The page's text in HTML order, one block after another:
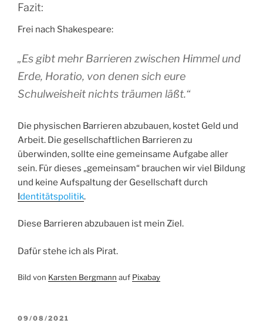
Fazit:
Frei nach Shakespeare:
„Es gibt mehr Barrieren zwischen Himmel und
Erde, Horatio, von denen sich eure
Schulweisheit nichts träumen läßt.“
Die physischen Barrieren abzubauen, kostet Geld und
Arbeit. Die gesellschaftlichen Barrieren zu
überwinden, sollte eine gemeinsame Aufgabe aller
sein. Für dieses „gemeinsam“ brauchen wir viel Bildung
und keine Aufspaltung der Gesellschaft durch
Identitätspolitik.
Diese Barrieren abzubauen ist mein Ziel.
Dafür stehe ich als Pirat.
Bild von Karsten Bergmann auf Pixabay
VERÖFFENTLICHT
09/08/2021